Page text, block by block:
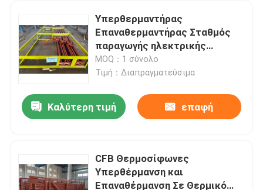
Σπίτι
Σχετικά με εμάς
Υπερθερμαντήρας
Επαναθερμαντήρας Σταθμός
παραγωγής ηλεκτρικής
ενέργειας
MOQ：1 σύνολο
Τιμή：Διαπραγματεύσιμα
Καλύτερη τιμή επαφή
CFB Θερμοσίφωνες
Υπερθέρμανση και
Επαναθέρμανση Σε Θερμικό